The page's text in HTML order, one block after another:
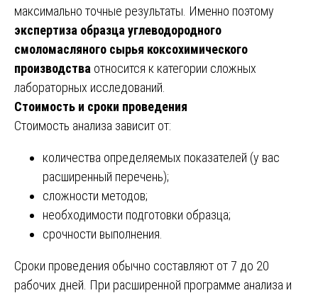
максимально точные результаты. Именно поэтому
экспертиза образца углеводородного
смоломасляного сырья коксохимического
производства относится к категории сложных
лабораторных исследований.
Стоимость и сроки проведения
Стоимость анализа зависит от:
количества определяемых показателей (у вас
расширенный перечень);
сложности методов;
необходимости подготовки образца;
срочности выполнения.
Сроки проведения обычно составляют от 7 до 20
рабочих дней. При расширенной программе анализа и